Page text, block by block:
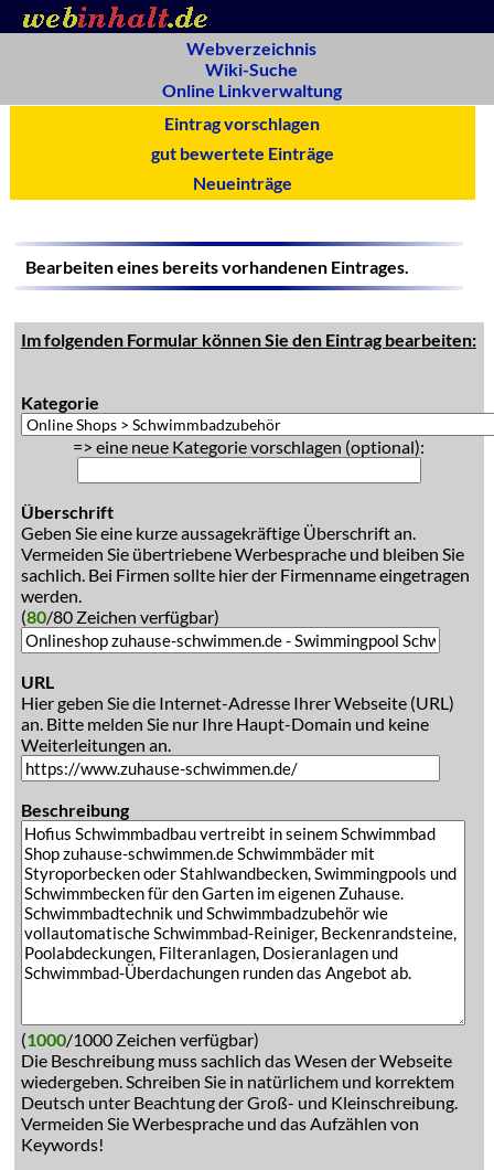
Webverzeichnis
Wiki-Suche
Online Linkverwaltung
Eintrag vorschlagen
gut bewertete Einträge
Neueinträge
Bearbeiten eines bereits vorhandenen Eintrages.
Im folgenden Formular können Sie den Eintrag bearbeiten:
Kategorie
=> eine neue Kategorie vorschlagen (optional):
Überschrift
Geben Sie eine kurze aussagekräftige Überschrift an.
Vermeiden Sie übertriebene Werbesprache und bleiben Sie
sachlich. Bei Firmen sollte hier der Firmenname eingetragen
werden.
(80/80 Zeichen verfügbar)
URL
Hier geben Sie die Internet-Adresse Ihrer Webseite (URL)
an. Bitte melden Sie nur Ihre Haupt-Domain und keine
Weiterleitungen an.
Beschreibung
(1000/1000 Zeichen verfügbar)
Die Beschreibung muss sachlich das Wesen der Webseite
wiedergeben. Schreiben Sie in natürlichem und korrektem
Deutsch unter Beachtung der Groß- und Kleinschreibung.
Vermeiden Sie Werbesprache und das Aufzählen von
Keywords!